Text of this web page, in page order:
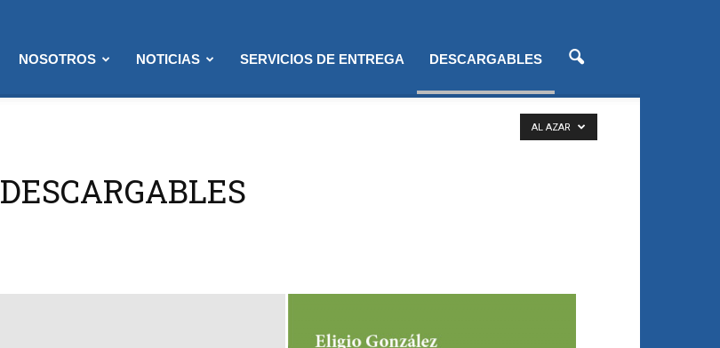
NOSOTROS NOTICIAS SERVICIOS DE ENTREGA DESCARGABLES
DESCARGABLES
AL AZAR